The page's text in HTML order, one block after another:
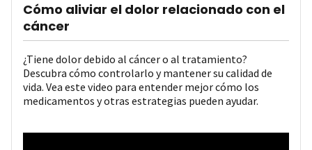
Cómo aliviar el dolor relacionado con el
cáncer
¿Tiene dolor debido al cáncer o al tratamiento?
Descubra cómo controlarlo y mantener su calidad de
vida. Vea este video para entender mejor cómo los
medicamentos y otras estrategias pueden ayudar.